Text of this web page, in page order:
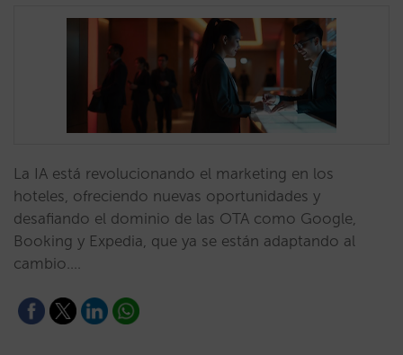
La IA está revolucionando el marketing en los
hoteles, ofreciendo nuevas oportunidades y
desafiando el dominio de las OTA como Google,
Booking y Expedia, que ya se están adaptando al
cambio.…